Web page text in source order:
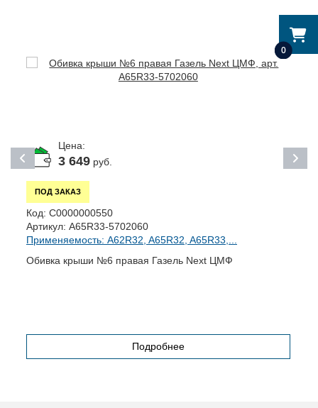
0
Цена:
3 649руб.
ПОД ЗАКАЗ
Код: С0000000550
Артикул: A65R33-5702060
Применяемость: A62R32, A65R32, A65R33,...
Обивка крыши №6 правая Газель Next ЦМФ
Подробнее